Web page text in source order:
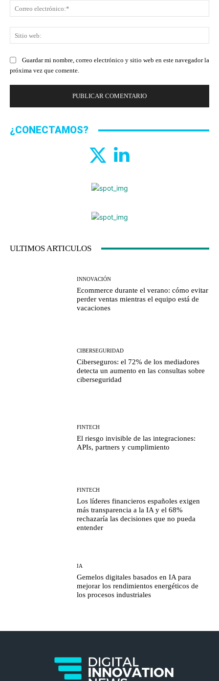
Guardar mi nombre, correo electrónico y sitio web en este navegador la
próxima vez que comente.
¿CONECTAMOS?
ULTIMOS ARTICULOS
INNOVACIÓN
Ecommerce durante el verano: cómo evitar
perder ventas mientras el equipo está de
vacaciones
CIBERSEGURIDAD
Ciberseguros: el 72% de los mediadores
detecta un aumento en las consultas sobre
ciberseguridad
FINTECH
El riesgo invisible de las integraciones:
APIs, partners y cumplimiento
FINTECH
Los líderes financieros españoles exigen
más transparencia a la IA y el 68%
rechazaría las decisiones que no pueda
entender
IA
Gemelos digitales basados en IA para
mejorar los rendimientos energéticos de
los procesos industriales